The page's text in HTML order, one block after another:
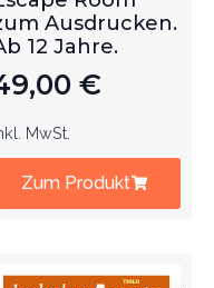
Ausdrucken.
12 Jahre.
€
MwSt.
Zum Produkt